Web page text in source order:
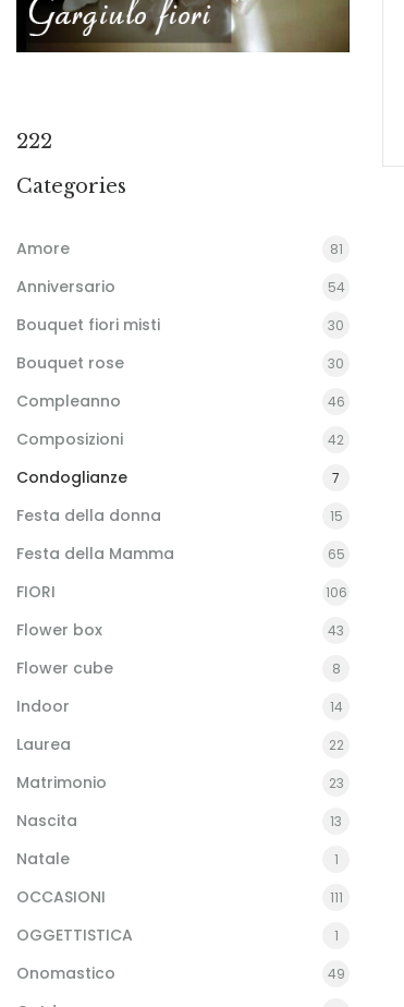
222
Categories
Amore 81
Anniversario 54
Bouquet fiori misti 30
Bouquet rose 30
Compleanno 46
Composizioni 42
Condoglianze 7
Festa della donna 15
Festa della Mamma 65
FIORI 106
Flower box 43
Flower cube 8
Indoor 14
Laurea 22
Matrimonio 23
Nascita 13
Natale 1
OCCASIONI 111
OGGETTISTICA 1
Onomastico 49